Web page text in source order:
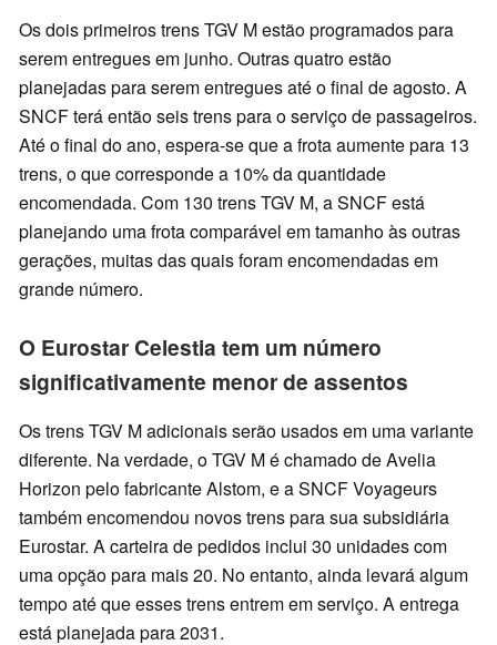
Os dois primeiros trens TGV M estão programados para
serem entregues em junho. Outras quatro estão
planejadas para serem entregues até o final de agosto. A
SNCF terá então seis trens para o serviço de passageiros.
Até o final do ano, espera-se que a frota aumente para 13
trens, o que corresponde a 10% da quantidade
encomendada. Com 130 trens TGV M, a SNCF está
planejando uma frota comparável em tamanho às outras
gerações, muitas das quais foram encomendadas em
grande número.
O Eurostar Celestia tem um número
significativamente menor de assentos
Os trens TGV M adicionais serão usados em uma variante
diferente. Na verdade, o TGV M é chamado de Avelia
Horizon pelo fabricante Alstom, e a SNCF Voyageurs
também encomendou novos trens para sua subsidiária
Eurostar. A carteira de pedidos inclui 30 unidades com
uma opção para mais 20. No entanto, ainda levará algum
tempo até que esses trens entrem em serviço. A entrega
está planejada para 2031.